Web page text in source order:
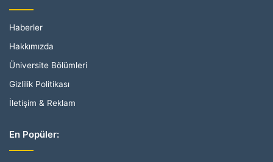
Haberler
Hakkımızda
Üniversite Bölümleri
Gizlilik Politikası
İletişim & Reklam
En Popüler: